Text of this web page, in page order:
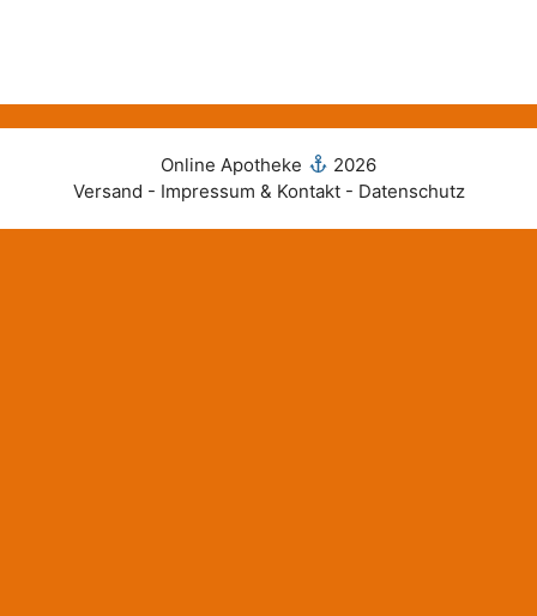
Online Apotheke
2026
Versand - Impressum & Kontakt - Datenschutz